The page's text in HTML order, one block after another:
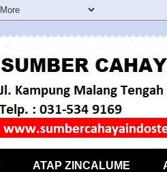
ATAP ZINCALUME